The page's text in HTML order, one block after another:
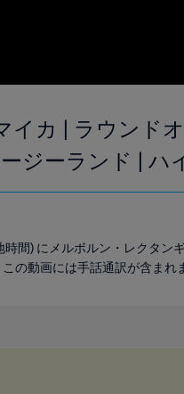
イカ | ラウンド
ジーランド | ハ
間) にメルボルン・レクタン
の動画には手話通訳が含まれ